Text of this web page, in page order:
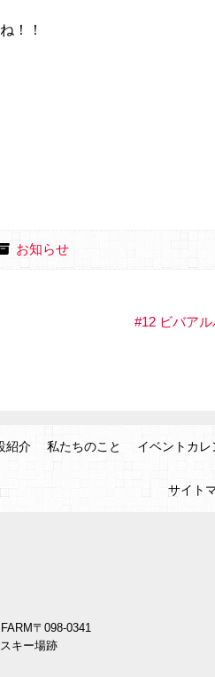
！！
お知らせ
#12 ビバア
紹介 私たちのこと イベントカレ
サイト
〒098-0341
キー場跡